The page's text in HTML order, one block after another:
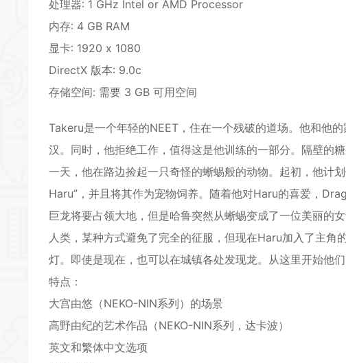
处理器: 1 GHz Intel or AMD Processor
内存: 4 GB RAM
显卡: 1920 x 1080
DirectX 版本: 9.0c
存储空间: 需要 3 GB 可用空间
Takeru是一个年轻的NEET，住在一个残破的道场。他和他
汉。同时，他拒绝工作，值得这是他训练的一部分。隔壁的
一天，他在路边捡起一只奇怪的蜥蜴般的动物。起初，他计
Haru”，并且将其作为宠物饲养。随着他对Haru的喜爱，
巨龙将要占领大地，但是哈鲁突然从蜥蜴变成了一位美丽的
人类，某种方式避免了完全的征服，但现在Haru加入了主
灯。即使是现在，也可以在城镇各处发现龙。从这里开始他
特点：
大宫由悠（NEKO-NIN系列）的场景
高野由纪的艺术作品（NEKO-NIN系列，达卡波）
英文和繁体中文选项
*
*
*
*